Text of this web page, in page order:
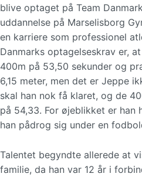
blive optaget på Team
uddannelse på Marselisborg
en karriere som professionel
Danmarks optagelseskrav er,
400m på 53,50 sekunder og
6,15 meter, men det er Jeppe
skal han nok få klaret, og de
på 54,33. For øjeblikket er
han pådrog sig under en
Talentet begyndte allerede at
familie, da han var 12 år i